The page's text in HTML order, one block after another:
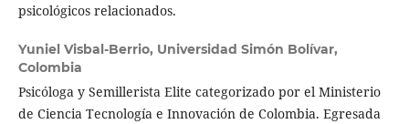
psicológicos relacionados.
Yuniel Visbal-Berrio, Universidad Simón Bolívar,
Colombia
Psicóloga y Semillerista Elite categorizado por el Ministerio
de Ciencia Tecnología e Innovación de Colombia. Egresada